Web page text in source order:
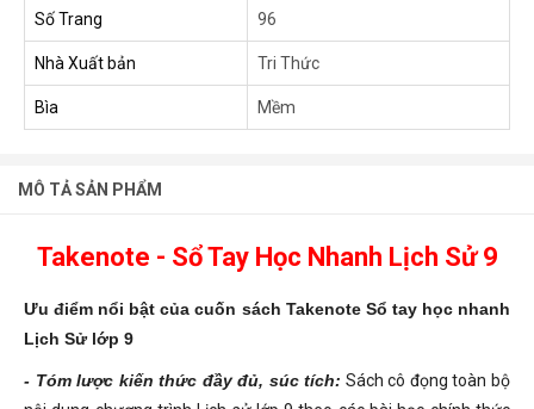
Số Trang 96
Nhà Xuất bản Tri Thức
Bìa Mềm
MÔ TẢ SẢN PHẨM
Takenote - Sổ Tay Học Nhanh Lịch Sử 9
Ưu điểm nổi bật của cuốn sách Takenote Sổ tay học nhanh
Lịch Sử lớp 9
- Tóm lược kiến thức đầy đủ, súc tích: Sách cô đọng toàn bộ